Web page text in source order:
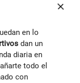
en lo
dan un
diaria en
todo el
con